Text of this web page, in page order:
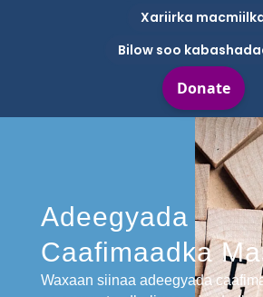
Xariirka
Bilow soo
Adeegyada
Caafimaadka
Waxaan siinaa adeegyada